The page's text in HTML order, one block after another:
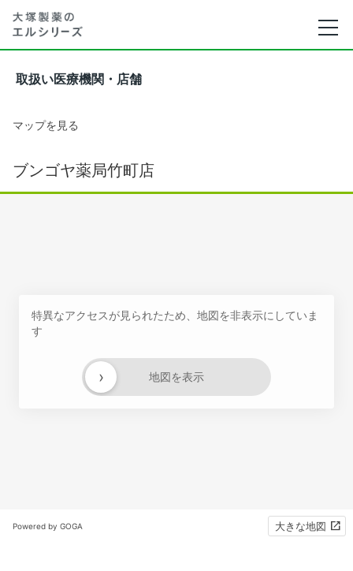
取扱い医療機関・店舗
マップを見る
ブンゴヤ薬局竹町店
特異なアクセスが見られたため、地図を非表示にしていま
す
地図を表示
›
Powered by GOGA 大きな地図